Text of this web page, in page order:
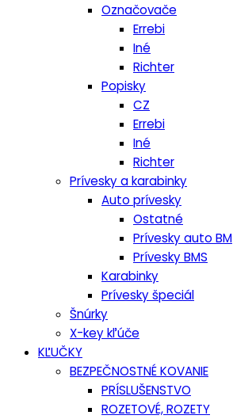
Označovače
Errebi
Iné
Richter
Popisky
CZ
Errebi
Iné
Richter
Prívesky a karabinky
Auto prívesky
Ostatné
Prívesky auto BM
Prívesky BMS
Karabinky
Prívesky špeciál
Šnúrky
X-key kľúče
KĽUČKY
BEZPEČNOSTNÉ KOVANIE
PRÍSLUŠENSTVO
ROZETOVÉ, ROZETY